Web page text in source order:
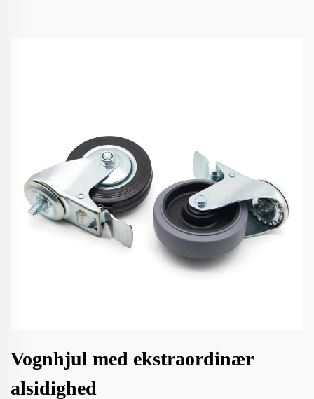
Vognhjul med ekstraordinær
alsidighed